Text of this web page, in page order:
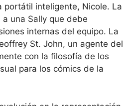
portátil inteligente, Nicole. La
una Sally que debe
internas del equipo. La
St. John, un agente del
con la filosofía de los
para los cómics de la